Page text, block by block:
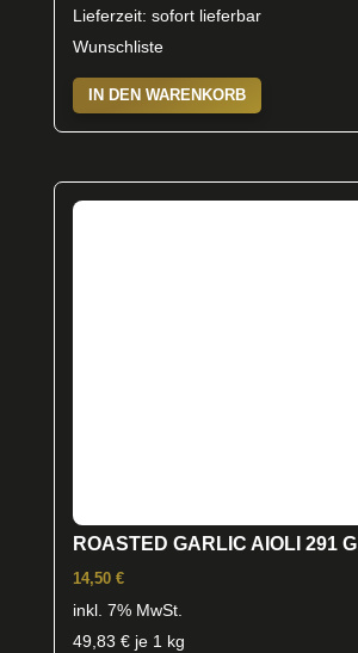
Lieferzeit: sofort lieferbar
Wunschliste
IN DEN WARENKORB
ROASTED GARLIC AIOLI 291 G
14,50 €
inkl. 7% MwSt.
49,83 €je 1 kg